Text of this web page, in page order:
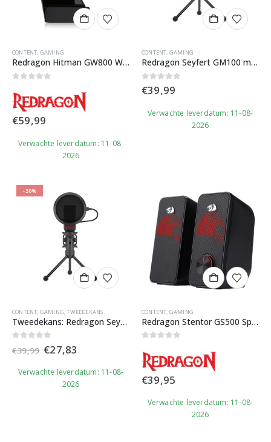
CONTENT, GAMING
Redragon Hitman GW800 Webcam
€59,99
Verwachte leverdatum: 11-08-
2026
CONTENT, GAMING
Redragon Seyfert GM100 microfoon
0out of 5
€39,99
Verwachte leverdatum: 11-08-
2026
-30%
CONTENT GAMING ,TWEEDEKANS
Tweedekans: Redragon Seyfert GM100 microfoon
out of 5
€39,99 Oorspronkelijke
prijs
was:
€39,99.
€27,83
is:
€27,83.
Verwachte leverdatum: 11-08-
2026
CONTENT GAMING
Redragon Stentor GS500 Speaker
€39,95
Verwachte leverdatum: 11-08-
2026